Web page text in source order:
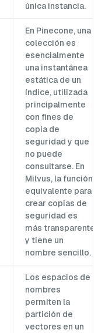
única instancia.
En Pinecone, una
colección es
esencialmente
una instantánea
estática de un
índice, utilizada
principalmente
con fines de
copia de
seguridad y que
no puede
consultarse. En
Milvus, la función
equivalente para
crear copias de
seguridad es
más transparente
y tiene un
nombre sencillo.
Los espacios de
nombres
permiten la
partición de
vectores en un